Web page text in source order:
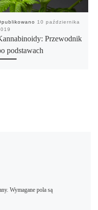
10 października
Przewodnik
podstawach
Wymagane pola są